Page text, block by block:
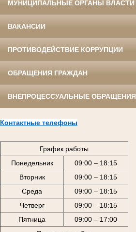
МУНИЦИПАЛЬНЫЕ ОРГАНЫ ВЛАСТИ
ВАКАНСИИ
ПРОТИВОДЕЙСТВИЕ КОРРУПЦИИ
ОБРАЩЕНИЯ ГРАЖДАН
ВНЕПРОЦЕССУАЛЬНЫЕ ОБРАЩЕНИЯ
Контактные телефоны
График работы
Понедельник
09:00 – 18:15
Вторник
09:00 – 18:15
Среда
09:00 – 18:15
Четверг
09:00 – 18:15
Пятница
09:00 – 17:00